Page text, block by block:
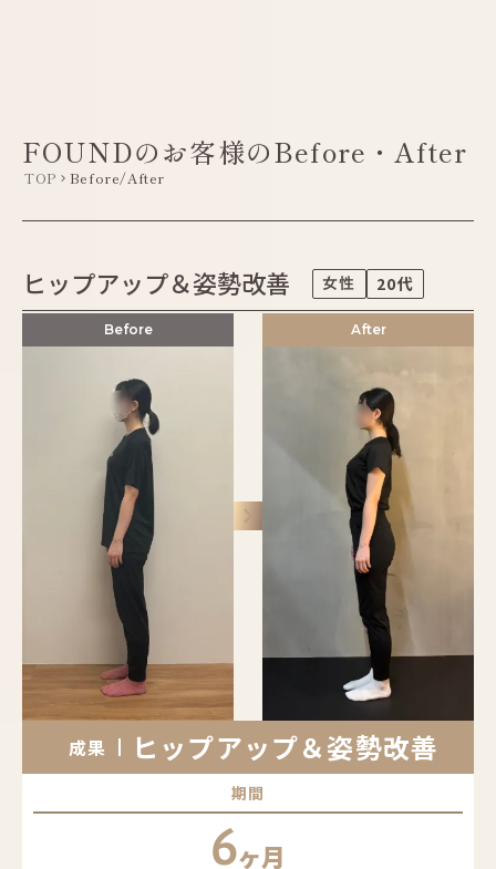
FOUNDのお客様のBefore・After
TOP keyboard_arrow_right Before/After
ヒップアップ＆姿勢改善 女性 20代
Before
keyboard_arrow_right
After
成果 ヒップアップ＆姿勢改善
期間
6ヶ月